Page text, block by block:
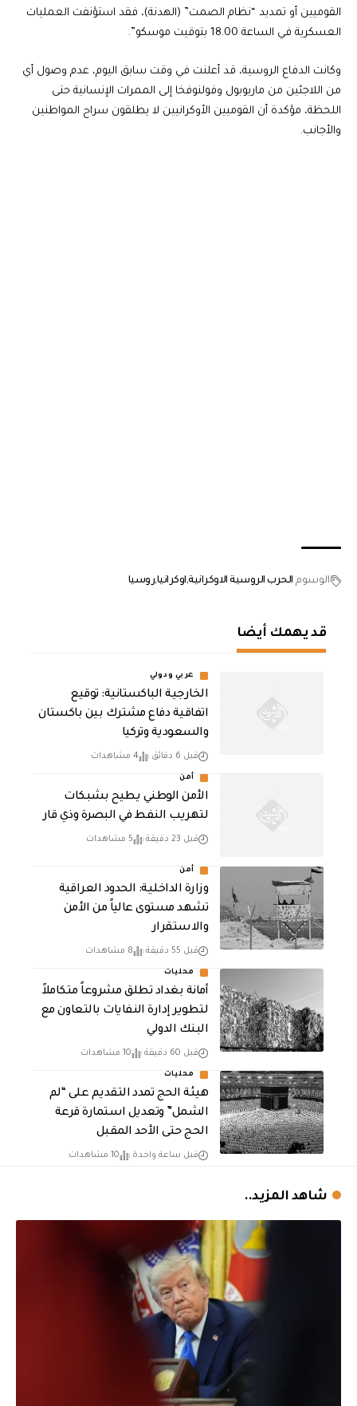
القوميين أو تمديد “نظام الصمت” (الهدنة)، فقد استؤنفت العمليات
العسكرية في الساعة 18.00 بتوقيت موسكو”.
وكانت الدفاع الروسية، قد أعلنت في وقت سابق اليوم، عدم وصول أي
من اللاجئين من ماريوبول وفولنوفخا إلى الممرات الإنسانية حتى
اللحظة، مؤكدة أن القوميين الأوكرانيين لا يطلقون سراح المواطنين
والأجانب.
الوسوم الحرب الروسية الاوكرانية اوكرانياروسيا
قد يهمك أيضا
عربي ودولي
الخارجية الباكستانية: توقيع
اتفاقية دفاع مشترك بين باكستان
والسعودية وتركيا
قبل 6 دقائق 4 مشاهدات
أمن
الأمن الوطني يطيح بشبكات
لتهريب النفط في البصرة وذي قار
قبل 23 دقيقة 5 مشاهدات
أمن
وزارة الداخلية: الحدود العراقية
تشهد مستوى عالياً من الأمن
والاستقرار
قبل 55 دقيقة 8 مشاهدات
محليات
أمانة بغداد تطلق مشروعاً متكاملاً
لتطوير إدارة النفايات بالتعاون مع
البنك الدولي
قبل 60 دقيقة 10 مشاهدات
محليات
هيئة الحج تمدد التقديم على “لم
الشمل” وتعديل استمارة قرعة
الحج حتى الأحد المقبل
قبل ساعة واحدة 10 مشاهدات
شاهد المزيد..